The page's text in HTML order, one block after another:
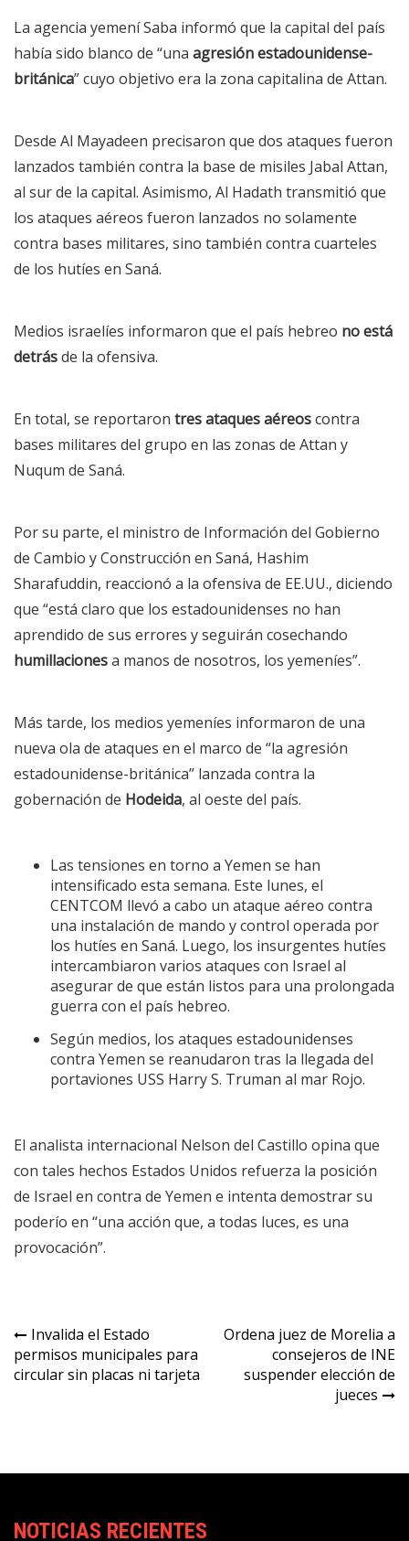
La agencia yemení Saba informó que la capital del país
había sido blanco de “una agresión estadounidense-
británica” cuyo objetivo era la zona capitalina de Attan.
Desde Al Mayadeen precisaron que dos ataques fueron
lanzados también contra la base de misiles Jabal Attan,
al sur de la capital. Asimismo, Al Hadath transmitió que
los ataques aéreos fueron lanzados no solamente
contra bases militares, sino también contra cuarteles
de los hutíes en Saná.
Medios israelíes informaron que el país hebreo no está
detrásde la ofensiva.
En total, se reportaron tres ataques aéreoscontra
bases militares del grupo en las zonas de Attan y
Nuqum de Saná.
Por su parte, el ministro de Información del Gobierno
de Cambio y Construcción en Saná, Hashim
Sharafuddin, reaccionó a la ofensiva de EE.UU., diciendo
que “está claro que los estadounidenses no han
aprendido de sus errores y seguirán cosechando
humillacionesa manos de nosotros, los yemeníes”.
Más tarde, los medios yemeníes informaron de una
nueva ola de ataques en el marco de “la agresión
estadounidense-británica” lanzada contra la
gobernación de Hodeida, al oeste del país.
Las tensiones en torno a Yemen se han
intensificado esta semana. Este lunes, el
CENTCOM llevó a cabo un ataque aéreo contra
una instalación de mando y control operada por
los hutíes en Saná. Luego, los insurgentes hutíes
intercambiaron varios ataques con Israel al
asegurar de que están listos para una prolongada
guerra con el país hebreo.
Según medios, los ataques estadounidenses
contra Yemen se reanudaron tras la llegada del
portaviones USS Harry S. Truman al mar Rojo.
El analista internacional Nelson del Castillo opina que
con tales hechos Estados Unidos refuerza la posición
de Israel en contra de Yemen e intenta demostrar su
poderío en “una acción que, a todas luces, es una
provocación”.
Navegación
de
Invalida el Estado
permisos municipales para
circular sin placas ni tarjeta
Ordena juez de Morelia a
consejeros de INE
suspender elección de
jueces
NOTICIAS RECIENTES